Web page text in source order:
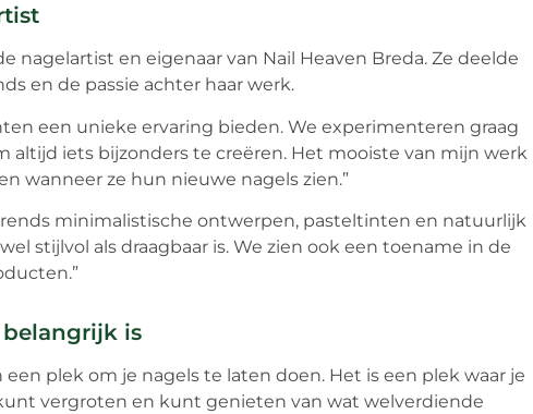
nagelartist en eigenaar van Nail Heaven Breda. Ze deelde
en de passie achter haar werk.
een unieke ervaring bieden. We experimenteren graag
iets bijzonders te creëren. Het mooiste van mijn werk
wanneer ze hun nieuwe nagels zien.”
minimalistische ontwerpen, pasteltinten en natuurlijk
stijlvol als draagbaar is. We zien ook een toename in de
is
plek om je nagels te laten doen. Het is een plek waar je
vergroten en kunt genieten van wat welverdiende